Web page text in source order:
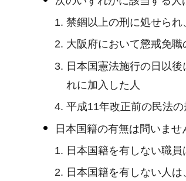
禁錮以上の刑に処せら
大阪府において懲戒免
日本国憲法施行の日以
れに加入した人
平成11年改正前の民法
日本国籍の有無は問いませ
日本国籍を有しない職
日本国籍を有しない人